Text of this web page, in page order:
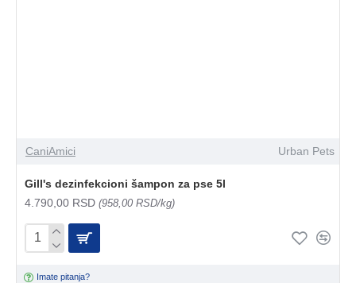
CaniAmici Urban Pets
Gill's dezinfekcioni šampon za pse 5l
4.790,00 RSD (958,00 RSD/kg)
Imate pitanja?